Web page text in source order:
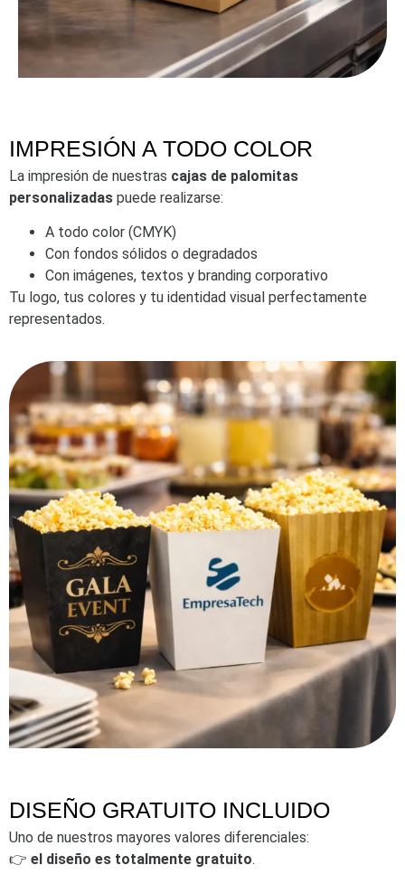
IMPRESIÓN A TODO COLOR
La impresión de nuestras cajas de palomitas
personalizadas puede realizarse:
A todo color (CMYK)
Con fondos sólidos o degradados
Con imágenes, textos y branding corporativo
Tu logo, tus colores y tu identidad visual perfectamente
representados.
DISEÑO GRATUITO INCLUIDO
Uno de nuestros mayores valores diferenciales:
👉 el diseño es totalmente gratuito.